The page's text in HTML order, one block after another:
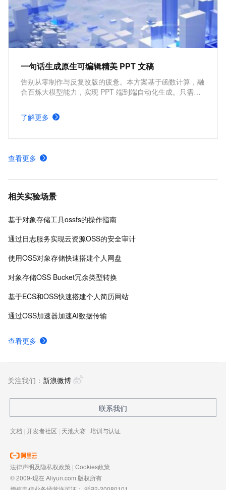
一句话生成原生可编辑精美 PPT 文稿
告别从零制作与反复改版的疲惫。本方案基于函数计算，融
合百炼大模型能力，实现 PPT 端到端自动化生成。只需一
示文稿，开箱即用、零门槛，让人人都能轻松做出专业
PPT。
了解更多
查看更多
相关实验场景
基于对象存储工具ossfs的操作指南
通过日志服务实现云资源OSS的安全审计
使用OSS对象存储快速搭建个人网盘
对象存储OSS Bucket冗余类型转换
基于ECS和OSS快速搭建个人简历网站
通过OSS加速器加速AI数据传输
查看更多
关注我们： 新浪微博
联系我们
文档 | 开发者社区 | 天池大赛 | 培训与认证
法律声明及隐私权政策 | Cookies政策
© 2009-现在 Aliyun.com 版权所有